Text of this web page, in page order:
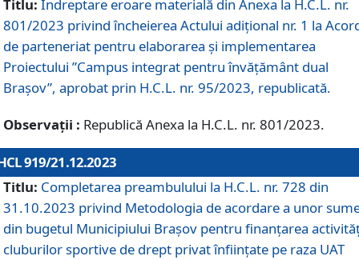
Titlu: Îndreptare eroare materială din Anexa la H.C.L. nr.
801/2023 privind încheierea Actului adițional nr. 1 la
de parteneriat pentru elaborarea și implementarea
Proiectului ”Campus integrat pentru învățământ dual
Brașov”, aprobat prin H.C.L. nr. 95/2023, republicată.
Observații : Republică Anexa la H.C.L. nr. 801/2023.
919/21.12.2023
Titlu: Completarea preambulului la H.C.L. nr. 728 din
31.10.2023 privind Metodologia de acordare a unor
din bugetul Municipiului Brașov pentru finanțarea
cluburilor sportive de drept privat înființate pe raza UAT